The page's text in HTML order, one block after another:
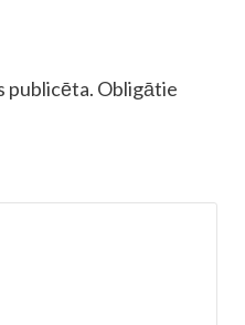
publicēta. Obligātie